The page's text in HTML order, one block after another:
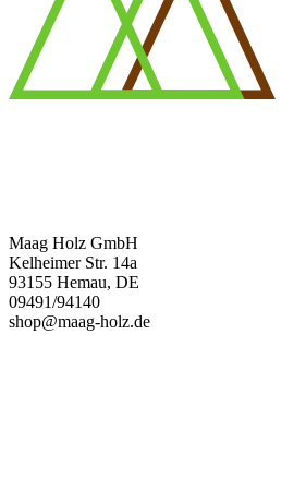
Maag Holz GmbH
Kelheimer Str. 14a
93155 Hemau, DE
09491/94140
shop@maag-holz.de